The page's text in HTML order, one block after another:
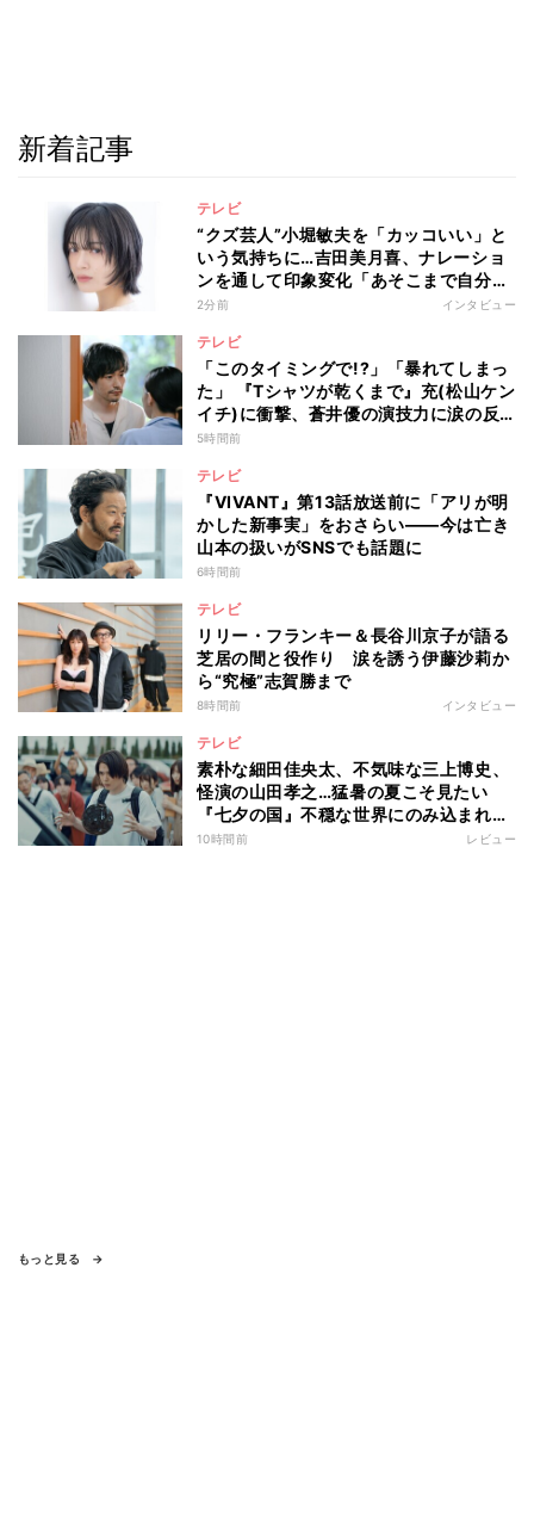
新着記事
テレビ
“クズ芸人”小堀敏夫を「カッコいい」と
いう気持ちに…吉田美月喜、ナレーショ
ンを通して印象変化「あそこまで自分に
正直に生きられる人は、なかなかいな
2分前 インタビュー
テレビ
「このタイミングで!?」「暴れてしまっ
た」 『Tシャツが乾くまで』充(松山ケン
イチ)に衝撃、蒼井優の演技力に涙の反
響も
5時間前
テレビ
『VIVANT』第13話放送前に「アリが明
かした新事実」をおさらい――今は亡き
山本の扱いがSNSでも話題に
6時間前
テレビ
リリー・フランキー＆長谷川京子が語る
芝居の間と役作り 涙を誘う伊藤沙莉か
ら“究極”志賀勝まで
8時間前 インタビュー
テレビ
素朴な細田佳央太、不気味な三上博史、
怪演の山田孝之…猛暑の夏こそ見たい
『七夕の国』不穏な世界にのみ込まれる
超常ミステリー
10時間前 レビュー
もっと見る